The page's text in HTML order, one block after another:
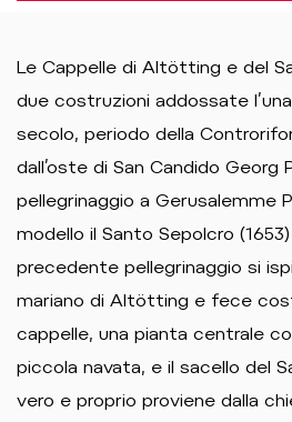
Le Cappelle di Altötting e del
due costruzioni addossate l’una
secolo, periodo della
dall’oste di San Candido Georg
pellegrinaggio a Gerusalemme
modello il Santo Sepolcro
precedente pellegrinaggio si
mariano di Altötting e fece
cappelle, una pianta centrale
piccola navata, e il sacello del
vero e proprio proviene dalla